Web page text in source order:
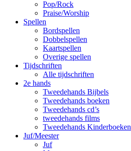
Pop/Rock
Praise/Worship
Spellen
Bordspellen
Dobbelspellen
Kaartspellen
Overige spellen
Tijdschriften
Alle tijdschriften
2e hands
Tweedehands Bijbels
Tweedehands boeken
Tweedehands cd’s
tweedehands films
Tweedehands Kinderboeken
Juf/Meester
Juf